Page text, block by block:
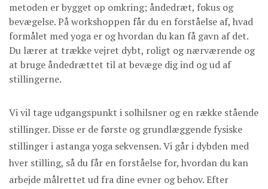
metoden er bygget op omkring; åndedræt, fokus og
bevægelse. På workshoppen får du en forståelse af, hvad
formålet med yoga er og hvordan du kan få gavn af det.
Du lærer at trække vejret dybt, roligt og nærværende og
at bruge åndedrættet til at bevæge dig ind og ud af
stillingerne.
Vi vil tage udgangspunkt i solhilsner og en række stående
stillinger. Disse er de første og grundlæggende fysiske
stillinger i astanga yoga sekvensen. Vi går i dybden med
hver stilling, så du får en forståelse for, hvordan du kan
arbejde målrettet ud fra dine evner og behov. Efter